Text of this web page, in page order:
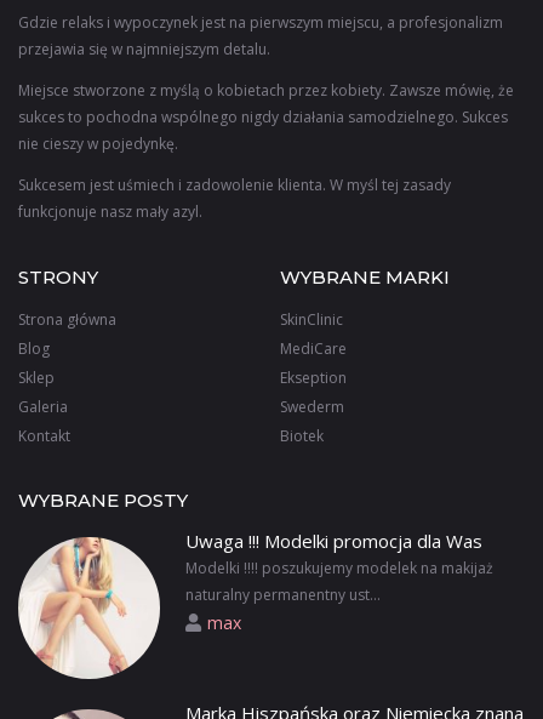
Gdzie relaks i wypoczynek jest na pierwszym miejscu, a profesjonalizm
przejawia się w najmniejszym detalu.
Miejsce stworzone z myślą o kobietach przez kobiety. Zawsze mówię, że
sukces to pochodna wspólnego nigdy działania samodzielnego. Sukces
nie cieszy w pojedynkę.
Sukcesem jest uśmiech i zadowolenie klienta. W myśl tej zasady
funkcjonuje nasz mały azyl.
STRONY
Strona główna
Blog
Sklep
Galeria
Kontakt
WYBRANE POSTY
Uwaga !!! Modelki promocja dla Was
Modelki !!!! poszukujemy modelek na makijaż
naturalny permanentny ust...
max
Marka Hiszpańska oraz Niemiecka znana
WYBRANE MARKI
SkinClinic
MediCare
Ekseption
Swederm
Biotek